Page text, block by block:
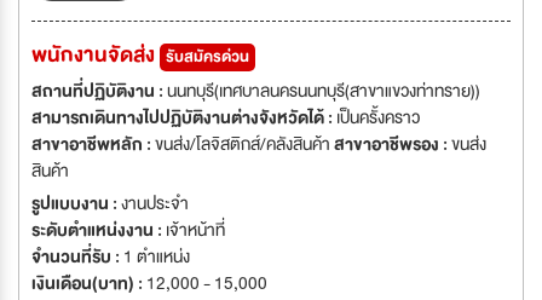
พนักงานจัดส่ง รับสมัครด่วน
สถานที่ปฏิบัติงาน :นนทบุรี(เทศบาลนครนนทบุรี(สาขาแขวงท่าทราย))
สามารถเดินทางไปปฏิบัติงานต่างจังหวัดได้ : เป็นครั้งคราว
สาขาอาชีพหลัก :ขนส่ง/โลจิสติกส์/คลังสินค้าสาขาอาชีพรอง :ขนส่ง
สินค้า
รูปแบบงาน :งานประจำ
ระดับตำแหน่งงาน : เจ้าหน้าที่
จำนวนที่รับ : 1 ตำแหน่ง
เงินเดือน(บาท) : 12,000 - 15,000